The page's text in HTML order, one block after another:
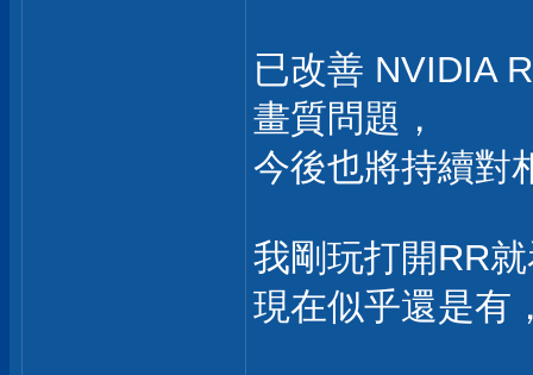
已改善 NVIDIA
畫質問題，
今後也將持續對
我剛玩打開RR
現在似乎還是有